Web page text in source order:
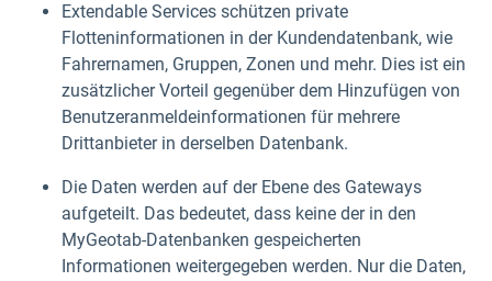
Extendable Services schützen private
Flotteninformationen in der Kundendatenbank, wie
Fahrernamen, Gruppen, Zonen und mehr. Dies ist ein
zusätzlicher Vorteil gegenüber dem Hinzufügen von
Benutzeranmeldeinformationen für mehrere
Drittanbieter in derselben Datenbank.
Die Daten werden auf der Ebene des Gateways
aufgeteilt. Das bedeutet, dass keine der in den
MyGeotab-Datenbanken gespeicherten
Informationen weitergegeben werden. Nur die Daten,